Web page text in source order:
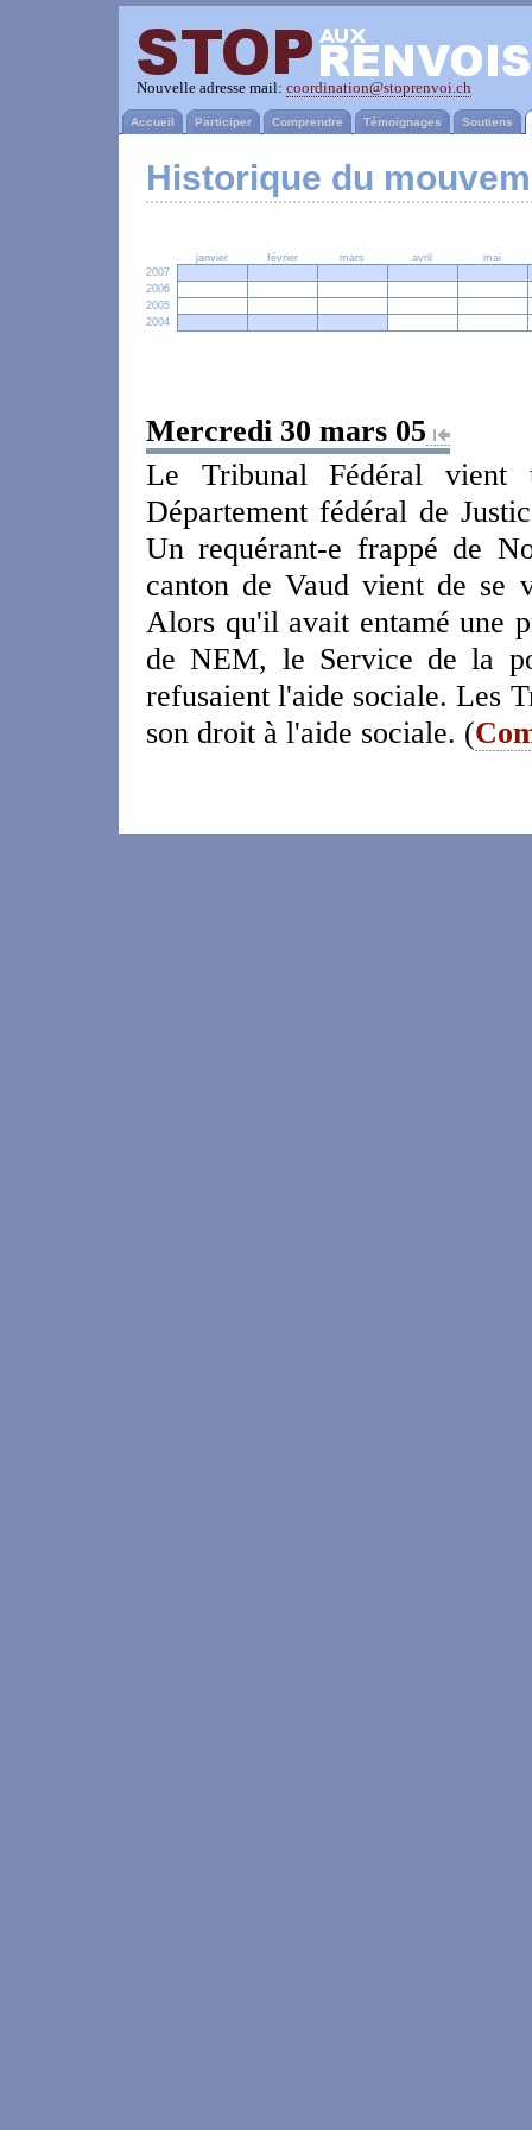
Nouvelle adresse mail: coordination@stoprenvoi.ch
Accueil Participer Comprendre Témoignages Soutiens
Historique du
janvier février mars avril
mai
2007
2006
2005
2004
Mercredi 30 mars 05
Le Tribunal Fédéral vient
Département fédéral de
Un requérant-e frappé de
canton de Vaud vient de
Alors qu'il avait entamé une
de NEM, le Service de la
refusaient l'aide sociale. Les
son droit à l'aide sociale. (